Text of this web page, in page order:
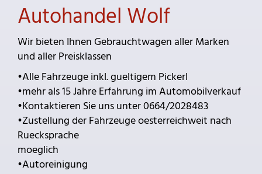
Autohandel Wolf
Wir bieten Ihnen Gebrauchtwagen aller Marken
und aller Preisklassen
•Alle Fahrzeuge inkl. gueltigem Pickerl
•mehr als 15 Jahre Erfahrung im Automobilverkauf
•Kontaktieren Sie uns unter 0664/2028483
•Zustellung der Fahrzeuge oesterreichweit nach
Ruecksprache
moeglich
•Autoreinigung